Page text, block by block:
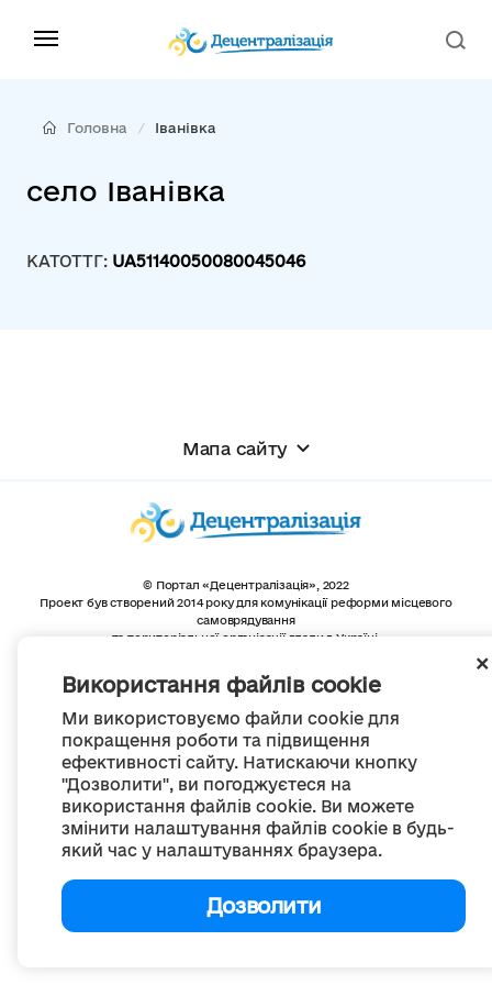
Використання файлів cookie
Ми використовуємо файли cookie для
покращення роботи та підвищення
ефективності сайту. Натискаючи кнопку
"Дозволити", ви погоджуєтеся на
використання файлів cookie. Ви можете
змінити налаштування файлів cookie в будь-
який час у налаштуваннях браузера.
Дозволити
Головна Іванівка
село Іванівка
КАТОТТГ: UA51140050080045046
Мапа сайту
© Портал «Децентралізація», 2022
Проект був створений 2014 року для комунікації реформи місцевого
самоврядування
та територіальної організації влади в Україні.
Весь контент доступний за ліцензією
Creative Commons Attribution 4.0 International license,
якщо не зазначено інше